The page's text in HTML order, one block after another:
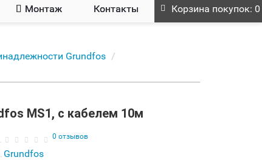
Монтаж Контакты Корзина покупок: 0
Grundfos
MS1, с кабелем 10м
0 отзывов
Grundfos